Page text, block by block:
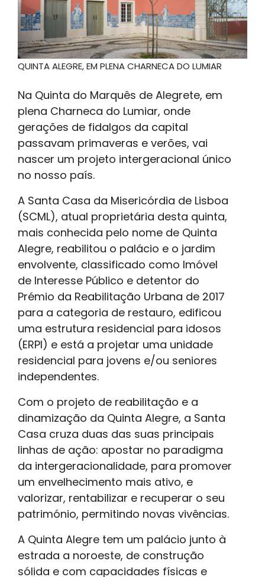
QUINTA ALEGRE, EM PLENA CHARNECA DO LUMIAR
Na Quinta do Marquês de Alegrete, em
plena Charneca do Lumiar, onde
gerações de fidalgos da capital
passavam primaveras e verões, vai
nascer um projeto intergeracional único
no nosso país.
A Santa Casa da Misericórdia de Lisboa
(SCML), atual proprietária desta quinta,
mais conhecida pelo nome de Quinta
Alegre, reabilitou o palácio e o jardim
envolvente, classificado como Imóvel
de Interesse Público e detentor do
Prémio da Reabilitação Urbana de 2017
para a categoria de restauro, edificou
uma estrutura residencial para idosos
(ERPI) e está a projetar uma unidade
residencial para jovens e/ou seniores
independentes.
Com o projeto de reabilitação e a
dinamização da Quinta Alegre, a Santa
Casa cruza duas das suas principais
linhas de ação: apostar no paradigma
da intergeracionalidade, para promover
um envelhecimento mais ativo, e
valorizar, rentabilizar e recuperar o seu
património, permitindo novas vivências.
A Quinta Alegre tem um palácio junto à
estrada a noroeste, de construção
sólida e com capacidades físicas e